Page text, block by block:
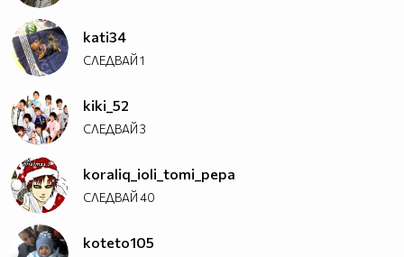
kati34
СЛЕДВАЙ1
kiki_52
СЛЕДВАЙ3
koraliq_ioli_tomi_pepa
СЛЕДВАЙ40
koteto105